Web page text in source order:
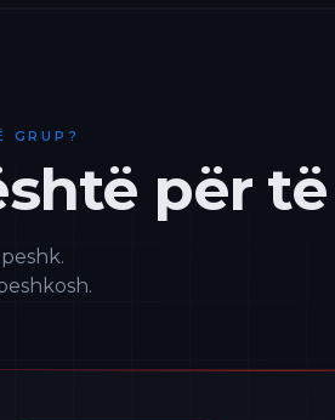
GRUP?
për